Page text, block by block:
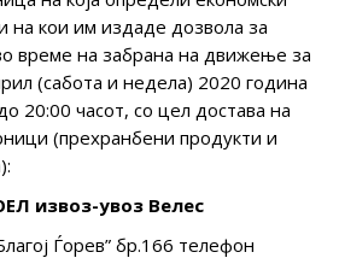
на кои им издаде дозвола за
време на забрана на движење за
(сабота и недела) 2020 година
20:00 часот, со цел достава на
(прехранбени продукти и
извоз-увоз Велес
Ѓорев” бр.166 телефон